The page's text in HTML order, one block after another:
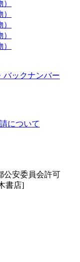
バックナンバー
について
公安委員会許可
書店]